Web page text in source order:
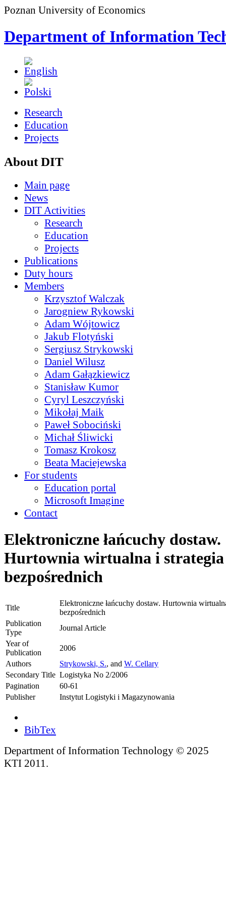
Poznan University of Economics
Department of Information
Research
Education
Projects
About DIT
Main page
News
DIT Activities
Research
Education
Projects
Publications
Duty hours
Members
Krzysztof Walczak
Jarogniew Rykowski
Adam Wójtowicz
Jakub Flotyński
Sergiusz Strykowski
Daniel Wilusz
Adam Gałązkiewicz
Stanisław Kumor
Cyryl Leszczyński
Mikołaj Maik
Paweł Sobociński
Michał Śliwicki
Tomasz Krokosz
Beata Maciejewska
For students
Education portal
Microsoft Imagine
Contact
Elektroniczne łańcuchy dostaw.
Hurtownia wirtualna i strategia
bezpośrednich
Title
Elektroniczne łańcuchy dostaw. Hurtownia
bezpośrednich
Publication
Type
Journal Article
Year of
Publication
2006
Authors
Strykowski, S., and W. Cellary
Secondary Title Logistyka No 2/2006
Pagination
60-61
Publisher
Instytut Logistyki i Magazynowania
BibTex
Department of Information Technology © 2025
KTI 2011.